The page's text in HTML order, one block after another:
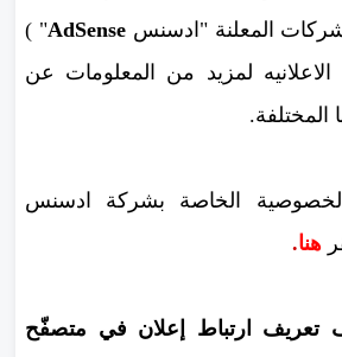
المعلنة "ادسنس AdSense
" )
لمزيد من المعلومات عن
المختلفة.
الخاصة بشركة ادسنس
هنا.
تعريف ارتباط إعلان في متصفّح